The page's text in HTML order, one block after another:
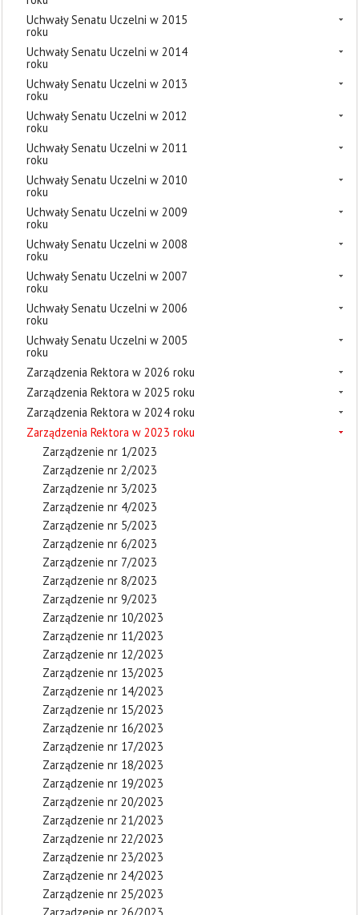
Uchwały Senatu Uczelni w 2015
roku
Uchwały Senatu Uczelni w 2014
roku
Uchwały Senatu Uczelni w 2013
roku
Uchwały Senatu Uczelni w 2012
roku
Uchwały Senatu Uczelni w 2011
roku
Uchwały Senatu Uczelni w 2010
roku
Uchwały Senatu Uczelni w 2009
roku
Uchwały Senatu Uczelni w 2008
roku
Uchwały Senatu Uczelni w 2007
roku
Uchwały Senatu Uczelni w 2006
roku
Uchwały Senatu Uczelni w 2005
roku
Zarządzenia Rektora w 2026 roku
Zarządzenia Rektora w 2025 roku
Zarządzenia Rektora w 2024 roku
Zarządzenia Rektora w 2023 roku
Zarządzenie nr 1/2023
Zarządzenie nr 2/2023
Zarządzenie nr 3/2023
Zarządzenie nr 4/2023
Zarządzenie nr 5/2023
Zarządzenie nr 6/2023
Zarządzenie nr 7/2023
Zarządzenie nr 8/2023
Zarządzenie nr 9/2023
Zarządzenie nr 10/2023
Zarządzenie nr 11/2023
Zarządzenie nr 12/2023
Zarządzenie nr 13/2023
Zarządzenie nr 14/2023
Zarządzenie nr 15/2023
Zarządzenie nr 16/2023
Zarządzenie nr 17/2023
Zarządzenie nr 18/2023
Zarządzenie nr 19/2023
Zarządzenie nr 20/2023
Zarządzenie nr 21/2023
Zarządzenie nr 22/2023
Zarządzenie nr 23/2023
Zarządzenie nr 24/2023
Zarządzenie nr 25/2023